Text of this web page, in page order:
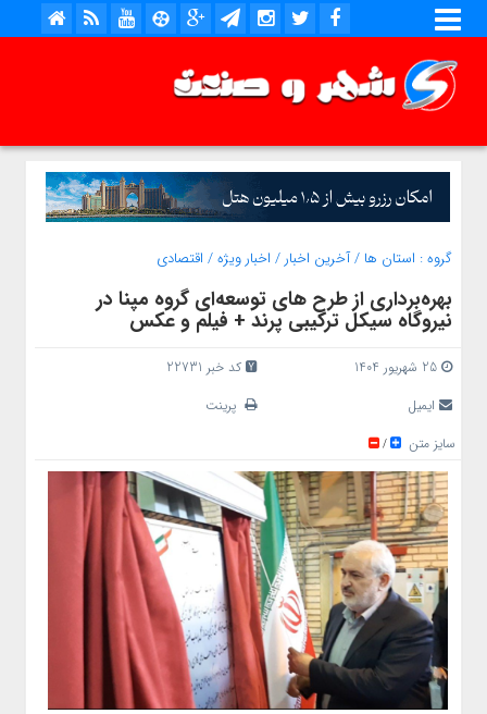
گروه : استان ها /آخرین اخبار / اخبار ویژه/ اقتصادی
بهره‌برداری از طرح‌ های توسعه‌ای گروه مپنا در
نیروگاه سیکل ترکیبی پرند + فیلم و عکس
25 شهریور 1404
کد خبر 22731
ایمیل
پرینت
سایز متن
/